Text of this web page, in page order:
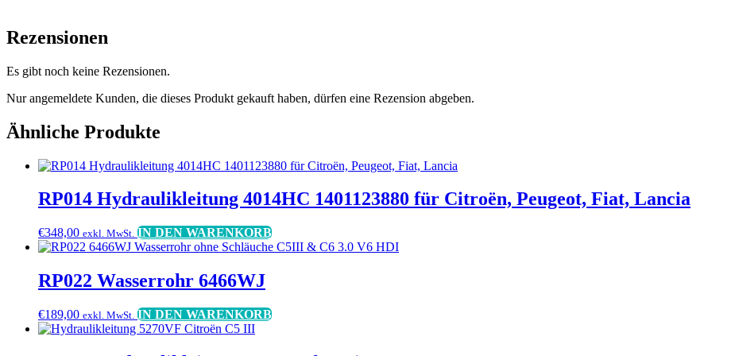
Rezensionen
Es gibt noch keine Rezensionen.
Nur angemeldete Kunden, die dieses Produkt gekauft haben, dürfen eine Rezension abgeben.
Ähnliche Produkte
RP014 Hydraulikleitung 4014HC 1401123880 für Citroën, Peugeot, Fiat, Lancia
€348,00 exkl. MwSt. IN DEN WARENKORB
RP022 Wasserrohr 6466WJ
€189,00 exkl. MwSt. IN DEN WARENKORB